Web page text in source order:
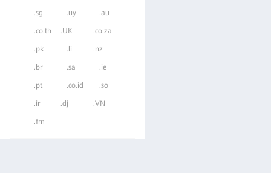
.sg .uy .au
.co.th .UK .co.za
.pk .li .nz
.br .sa .ie
.pt .co.id .so
.ir .dj .VN
.fm